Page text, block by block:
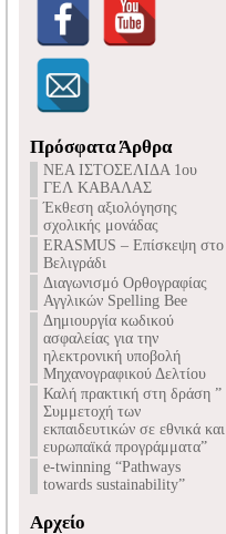
Πρόσφατα Άρθρα
NEA ΙΣΤΟΣΕΛΙΔΑ 1ου
ΓΕΛ ΚΑΒΑΛΑΣ
Έκθεση αξιολόγησης
σχολικής μονάδας
ERASMUS – Επίσκεψη στο
Βελιγράδι
Διαγωνισμό Ορθογραφίας
Αγγλικών Spelling Bee
Δημιουργία κωδικού
ασφαλείας για την
ηλεκτρονική υποβολή
Μηχανογραφικού Δελτίου
Καλή πρακτική στη δράση ”
Συμμετοχή των
εκπαιδευτικών σε εθνικά και
ευρωπαϊκά προγράμματα”
e-twinning “Pathways
towards sustainability”
Αρχείο